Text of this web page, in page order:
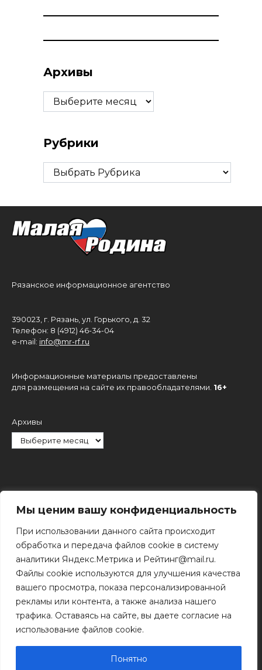
Мы ценим вашу конфиденциальность
При использовании данного сайта происходит
обработка и передача файлов cookie в систему
аналитики Яндекс.Метрика и Рейтинг@mail.ru.
Файлы cookie используются для улучшения качества
вашего просмотра, показа персонализированной
рекламы или контента, а также анализа нашего
трафика. Оставаясь на сайте, вы даете согласие на
использование файлов cookie.
Понятно
Архивы
Архивы
Рубрики
Рубрики
Рязанское информационное агентство
390023, г. Рязань, ул. Горького, д. 32
Телефон: 8 (4912) 46-34-04
e-mail: info@mr-rf.ru
Информационные материалы предоставлены
для размещения на сайте их правообладателями. 16+
Архивы
Поиск
разрешения правообладателя.